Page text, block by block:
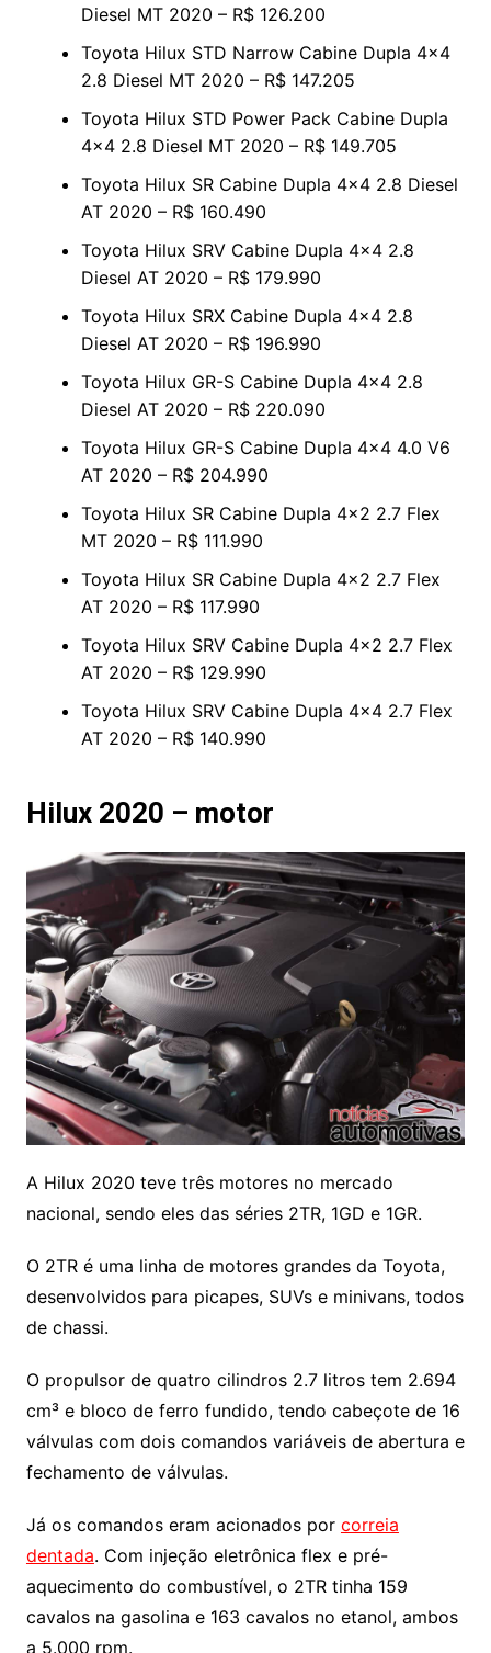
Diesel MT 2020 – R$ 126.200
Toyota Hilux STD Narrow Cabine Dupla 4×4
2.8 Diesel MT 2020 – R$ 147.205
Toyota Hilux STD Power Pack Cabine Dupla
4×4 2.8 Diesel MT 2020 – R$ 149.705
Toyota Hilux SR Cabine Dupla 4×4 2.8 Diesel
AT 2020 – R$ 160.490
Toyota Hilux SRV Cabine Dupla 4×4 2.8
Diesel AT 2020 – R$ 179.990
Toyota Hilux SRX Cabine Dupla 4×4 2.8
Diesel AT 2020 – R$ 196.990
Toyota Hilux GR-S Cabine Dupla 4×4 2.8
Diesel AT 2020 – R$ 220.090
Toyota Hilux GR-S Cabine Dupla 4×4 4.0 V6
AT 2020 – R$ 204.990
Toyota Hilux SR Cabine Dupla 4×2 2.7 Flex
MT 2020 – R$ 111.990
Toyota Hilux SR Cabine Dupla 4×2 2.7 Flex
AT 2020 – R$ 117.990
Toyota Hilux SRV Cabine Dupla 4×2 2.7 Flex
AT 2020 – R$ 129.990
Toyota Hilux SRV Cabine Dupla 4×4 2.7 Flex
AT 2020 – R$ 140.990
Hilux 2020 – motor
A Hilux 2020 teve três motores no mercado
nacional, sendo eles das séries 2TR, 1GD e 1GR.
O 2TR é uma linha de motores grandes da Toyota,
desenvolvidos para picapes, SUVs e minivans, todos
de chassi.
O propulsor de quatro cilindros 2.7 litros tem 2.694
cm³ e bloco de ferro fundido, tendo cabeçote de 16
válvulas com dois comandos variáveis de abertura e
fechamento de válvulas.
Já os comandos eram acionados por correia
dentada. Com injeção eletrônica flex e pré-
aquecimento do combustível, o 2TR tinha 159
cavalos na gasolina e 163 cavalos no etanol, ambos
a 5.000 rpm.